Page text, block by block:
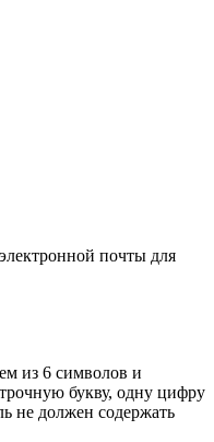
почты для
из 6 символов и
букву, одну цифру
не должен содержать